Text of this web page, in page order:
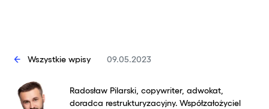
Wszystkie wpisy 09.05.2023
Radosław Pilarski, copywriter, adwokat,
doradca restrukturyzacyjny. Współzałożyciel